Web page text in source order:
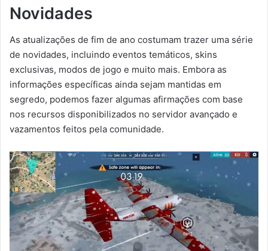
Novidades
As atualizações de fim de ano costumam trazer uma série
de novidades, incluindo eventos temáticos, skins
exclusivas, modos de jogo e muito mais. Embora as
informações específicas ainda sejam mantidas em
segredo, podemos fazer algumas afirmações com base
nos recursos disponibilizados no servidor avançado e
vazamentos feitos pela comunidade.